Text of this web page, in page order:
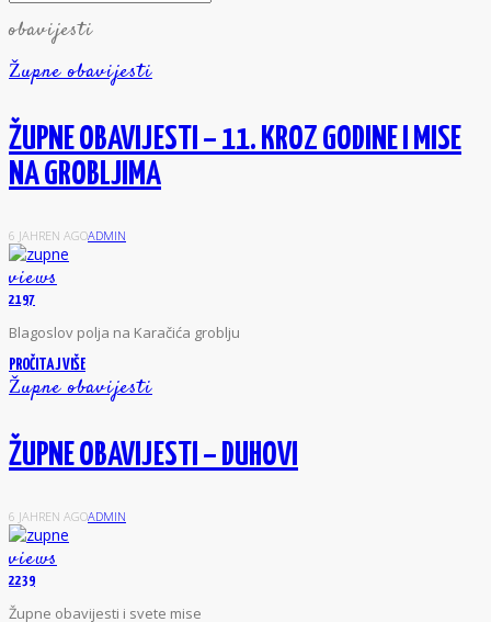
obavijesti
Župne obavijesti
ŽUPNE OBAVIJESTI – 11. KROZ GODINE I MISE
NA GROBLJIMA
6 JAHREN AGOADMIN
views
2197
Blagoslov polja na Karačića groblju
PROČITAJ VIŠE
Župne obavijesti
ŽUPNE OBAVIJESTI – DUHOVI
6 JAHREN AGOADMIN
views
2239
Župne obavijesti i svete mise